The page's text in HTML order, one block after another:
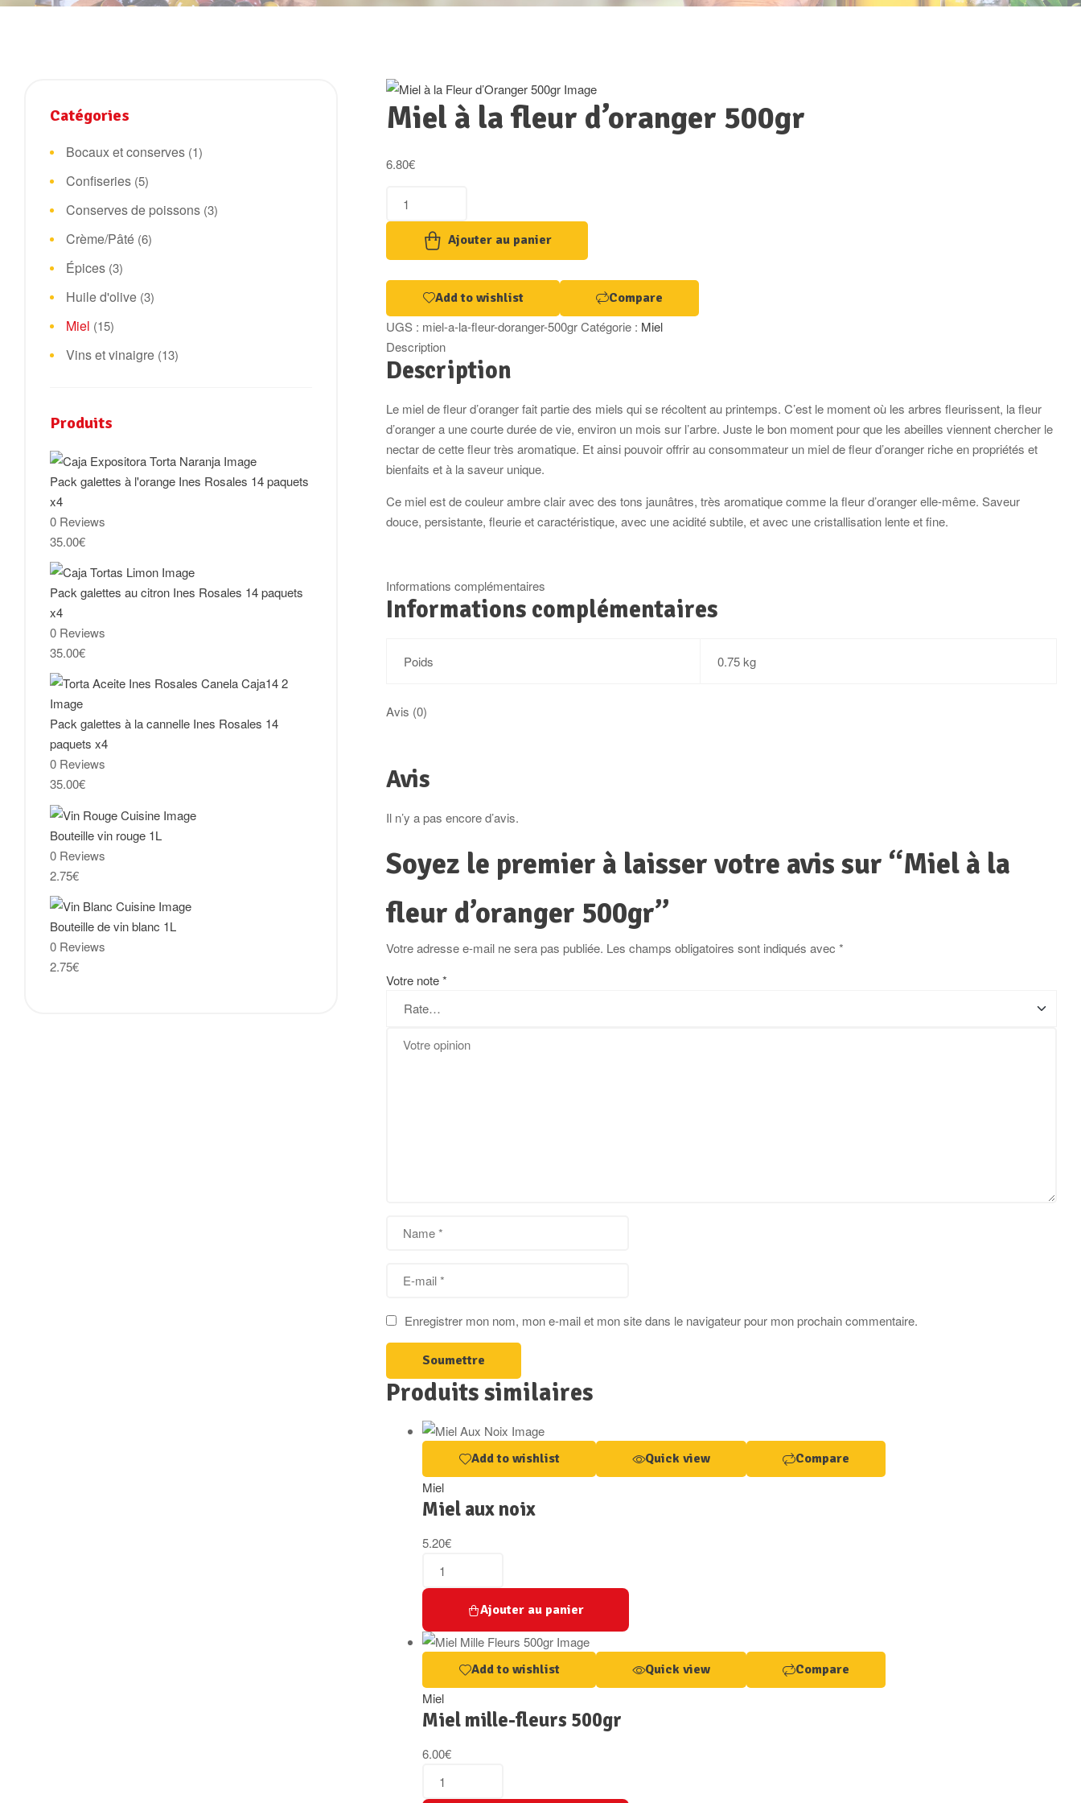
Miel à la fleur d’oranger 500gr
6.80€
Ajouter au panier
Add to wishlist Compare
UGS : miel-a-la-fleur-doranger-500grCatégorie : Miel
Description
Description
Le miel de fleur d’oranger fait partie des miels qui se récoltent au printemps. C’est le moment où les arbres fleurissent, la fleur
d’oranger a une courte durée de vie, environ un mois sur l’arbre. Juste le bon moment pour que les abeilles viennent chercher le
nectar de cette fleur très aromatique. Et ainsi pouvoir offrir au consommateur un miel de fleur d’oranger riche en propriétés et
bienfaits et à la saveur unique.
Ce miel est de couleur ambre clair avec des tons jaunâtres, très aromatique comme la fleur d’oranger elle-même. Saveur
douce, persistante, fleurie et caractéristique, avec une acidité subtile, et avec une cristallisation lente et fine.
Informations complémentaires
Informations complémentaires
Poids 0.75 kg
Avis (0)
Avis
Il n’y a pas encore d’avis.
Soyez le premier à laisser votre avis sur “Miel à la
fleur d’oranger 500gr”
Votre adresse e-mail ne sera pas publiée. Les champs obligatoires sont indiqués avec *
Votre note*
Enregistrer mon nom, mon e-mail et mon site dans le navigateur pour mon prochain commentaire.
Produits similaires
Add to wishlist Quick view Compare
Miel
Miel aux noix
5.20€
Ajouter au panier
Add to wishlist Quick view Compare
Miel
Miel mille-fleurs 500gr
6.00€
Catégories
Bocaux et conserves (1)
Confiseries (5)
Conserves de poissons (3)
Crème/Pâté (6)
Épices (3)
Huile d'olive (3)
Miel (15)
Vins et vinaigre (13)
Produits
Pack galettes à l'orange Ines Rosales 14 paquets
x4
0 Reviews
35.00€
Pack galettes au citron Ines Rosales 14 paquets
x4
0 Reviews
35.00€
Pack galettes à la cannelle Ines Rosales 14
paquets x4
0 Reviews
35.00€
Bouteille vin rouge 1L
0 Reviews
2.75€
Bouteille de vin blanc 1L
0 Reviews
2.75€